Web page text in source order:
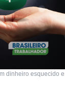
dinheiro esquecido